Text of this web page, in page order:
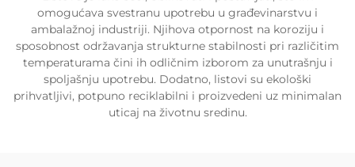
omogućava svestranu upotrebu u građevinarstvu i
ambalažnoj industriji. Njihova otpornost na koroziju i
sposobnost održavanja strukturne stabilnosti pri različitim
temperaturama čini ih odličnim izborom za unutrašnju i
spoljašnju upotrebu. Dodatno, listovi su ekološki
prihvatljivi, potpuno reciklabilni i proizvedeni uz minimalan
uticaj na životnu sredinu.